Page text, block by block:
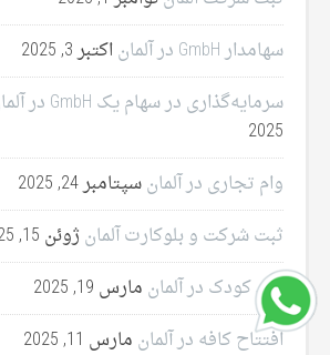
سهامدار GmbH در آلمان
اکتبر 3, 2025
سرمایه‌گذاری در سهام یک GmbH در آلمان
2025
وام تجاری در آلمانسپتامبر 24, 2025
ثبت شرکت و بلوکارت آلمان ژوئن 15, 2025
مهد کودک در آلمان مارس 19, 2025
افتتاح کافه در آلمان مارس 11, 2025